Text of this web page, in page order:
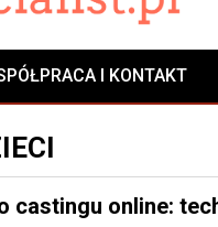
I KONTAKT
castingu online: